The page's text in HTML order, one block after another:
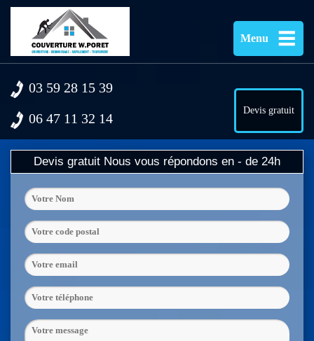
Menu
03 59 28 15 39
06 47 11 32 14
Devis gratuit
Devis gratuit Nous vous répondons en - de 24h